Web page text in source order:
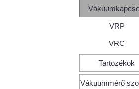
VRP
VRC
Tartozékok
Vákuummérő